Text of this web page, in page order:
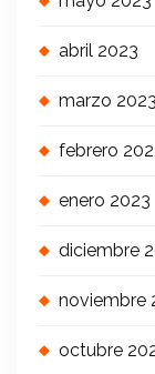
abril 2023
marzo 2023
febrero
enero 2023
diciembre
noviembre
octubre